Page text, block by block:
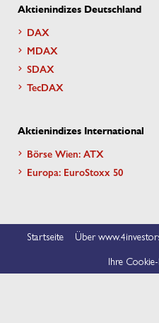
Aktienindizes Deutschland
DAX
MDAX
SDAX
TecDAX
Aktienindizes International
Börse Wien: ATX
Europa: EuroStoxx 50
Startseite Über
Ihre